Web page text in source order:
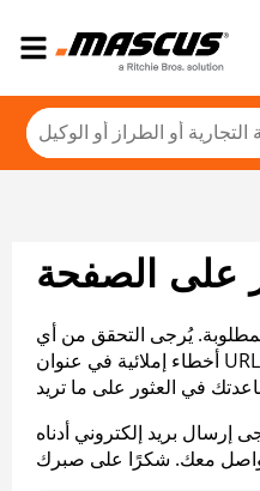
على الصفحة
يُرجى التحقق من أي
أخطاء إملائية في عنوان URL، أو عرض خريطة الموقع
بريد إلكتروني أدناه